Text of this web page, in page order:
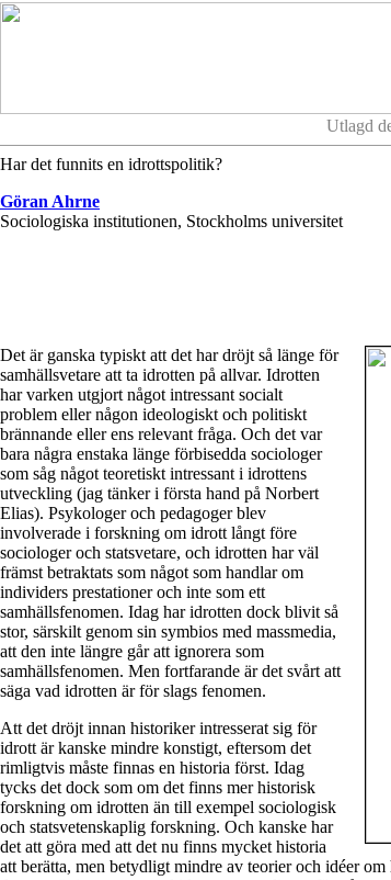
Utlagd
Har det funnits en idrottspolitik?
Göran Ahrne
Sociologiska institutionen, Stockholms universitet
Det är ganska typiskt att det har dröjt så länge för
samhällsvetare att ta idrotten på allvar. Idrotten
har varken utgjort något intressant socialt
problem eller någon ideologiskt och politiskt
brännande eller ens relevant fråga. Och det var
bara några enstaka länge förbisedda sociologer
som såg något teoretiskt intressant i idrottens
utveckling (jag tänker i första hand på Norbert
Elias). Psykologer och pedagoger blev
involverade i forskning om idrott långt före
sociologer och statsvetare, och idrotten har väl
främst betraktats som något som handlar om
individers prestationer och inte som ett
samhällsfenomen. Idag har idrotten dock blivit så
stor, särskilt genom sin symbios med massmedia,
att den inte längre går att ignorera som
samhällsfenomen. Men fortfarande är det svårt att
säga vad idrotten är för slags fenomen.
Att det dröjt innan historiker intresserat sig för
idrott är kanske mindre konstigt, eftersom det
rimligtvis måste finnas en historia först. Idag
tycks det dock som om det finns mer historisk
forskning om idrotten än till exempel sociologisk
och statsvetenskaplig forskning. Och kanske har
det att göra med att det nu finns mycket historia
att berätta, men betydligt mindre av teorier och idéer